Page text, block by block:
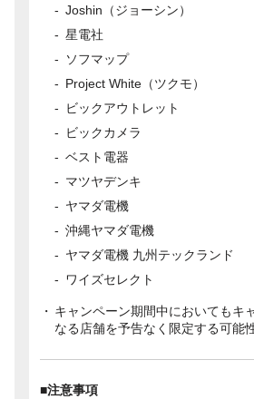
Joshin（ジョーシン）
星電社
ソフマップ
Project White（ツクモ）
ビックアウトレット
ビックカメラ
ベスト電器
マツヤデンキ
ヤマダ電機
沖縄ヤマダ電機
ヤマダ電機 九州テックランド
ワイズセレクト
キャンペーン期間中においてもキ
なる店舗を予告なく限定する可能
■注意事項